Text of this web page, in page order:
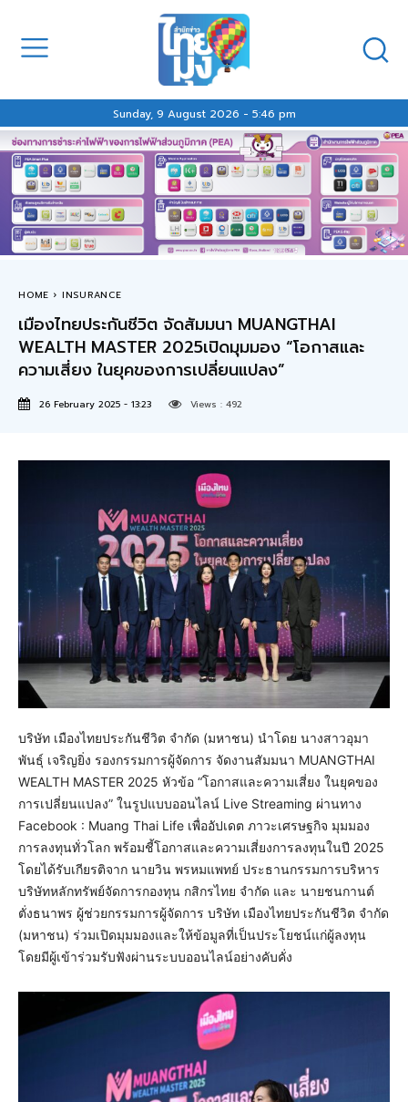
Sunday, 9 August 2026 - 5:46 pm
HOME INSURANCE
เมืองไทยประกันชีวิต จัดสัมมนา MUANGTHAI
WEALTH MASTER 2025เปิดมุมมอง “โอกาสและ
ความเสี่ยง ในยุคของการเปลี่ยนแปลง”
26 February 2025 - 13:23 Views : 492
บริษัท เมืองไทยประกันชีวิต จำกัด (มหาชน) นำโดย นางสาวอุมา
พันธุ์ เจริญยิ่ง รองกรรมการผู้จัดการ จัดงานสัมมนา MUANGTHAI
WEALTH MASTER 2025 หัวข้อ “โอกาสและความเสี่ยง ในยุคของ
การเปลี่ยนแปลง” ในรูปแบบออนไลน์ Live Streaming ผ่านทาง
Facebook : Muang Thai Life เพื่ออัปเดต ภาวะเศรษฐกิจ มุมมอง
การลงทุนทั่วโลก พร้อมชี้โอกาสและความเสี่ยงการลงทุนในปี 2025
โดยได้รับเกียรติจาก นายวิน พรหมแพทย์ ประธานกรรมการบริหาร
บริษัทหลักทรัพย์จัดการกองทุน กสิกรไทย จำกัด และ นายชนกานต์
ตั่งธนาพร ผู้ช่วยกรรมการผู้จัดการ บริษัท เมืองไทยประกันชีวิต จำกัด
(มหาชน) ร่วมเปิดมุมมองและให้ข้อมูลที่เป็นประโยชน์แก่ผู้ลงทุน
โดยมีผู้เข้าร่วมรับฟังผ่านระบบออนไลน์อย่างคับคั่ง